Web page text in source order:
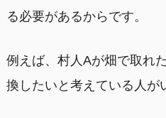
る必要があるからです。
例えば、村人Aが畑で取れ
換したいと考えている人が